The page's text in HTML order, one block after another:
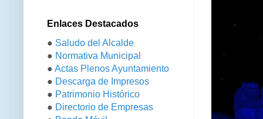
Enlaces Destacados
● Saludo del Alcalde
● Normativa Municipal
● Actas Plenos Ayuntamiento
● Descarga de Impresos
● Patrimonio Histórico
● Directorio de Empresas